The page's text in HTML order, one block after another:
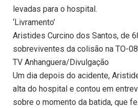
levadas para o hospital.
‘Livramento’
Aristides Curcino dos Santos, de
sobreviventes da colisão na TO-
TV Anhanguera/Divulgação
Um dia depois do acidente,
alta do hospital e contou em
sobre o momento da batida, que